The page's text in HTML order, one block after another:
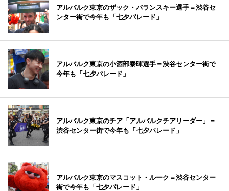
アルバルク東京のザック・バランスキー選手＝渋谷セ
ンター街で今年も「七夕パレード」
アルバルク東京の小酒部泰暉選手＝渋谷センター街で
今年も「七夕パレード」
アルバルク東京のチア「アルバルクチアリーダー」＝
渋谷センター街で今年も「七夕パレード」
アルバルク東京のマスコット・ルーク＝渋谷センター
街で今年も「七夕パレード」